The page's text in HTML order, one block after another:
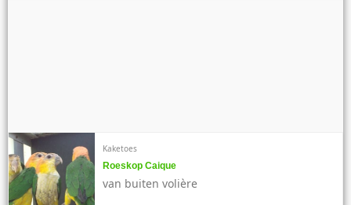
Kaketoes
Roeskop Caique
van buiten volière